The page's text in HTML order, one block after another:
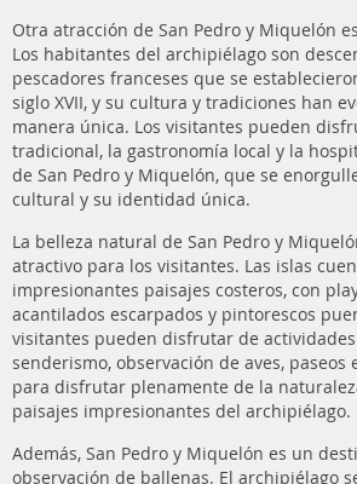
Otra atracción de San Pedro y Miquelón
Los habitantes del archipiélago son
pescadores franceses que se
siglo XVII, y su cultura y tradiciones han
manera única. Los visitantes pueden
tradicional, la gastronomía local y la
de San Pedro y Miquelón, que se
cultural y su identidad única.
La belleza natural de San Pedro y
atractivo para los visitantes. Las islas
impresionantes paisajes costeros, con
acantilados escarpados y pintorescos
visitantes pueden disfrutar de
senderismo, observación de aves, paseos
para disfrutar plenamente de la
paisajes impresionantes del archipiélago.
Además, San Pedro y Miquelón es un
observación de ballenas. El archipiélago